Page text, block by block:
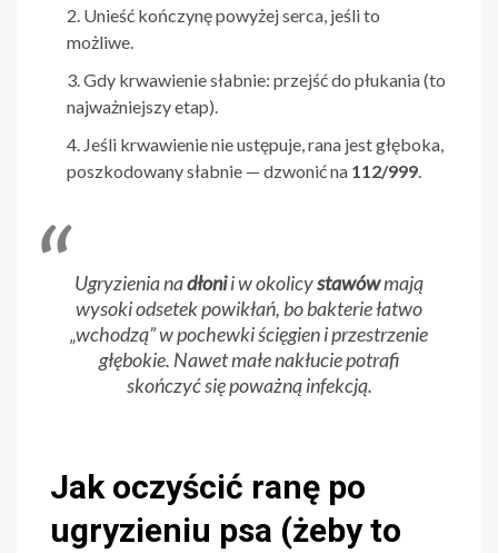
Unieść kończynę powyżej serca, jeśli to
możliwe.
Gdy krwawienie słabnie: przejść do płukania (to
najważniejszy etap).
Jeśli krwawienie nie ustępuje, rana jest głęboka,
poszkodowany słabnie — dzwonić na 112/999.
Ugryzienia nadłonii w okolicystawówmają
wysoki odsetek powikłań, bo bakterie łatwo
„wchodzą” w pochewki ścięgien i przestrzenie
głębokie. Nawet małe nakłucie potrafi
skończyć się poważną infekcją.
Jak oczyścić ranę po
ugryzieniu psa (żeby to